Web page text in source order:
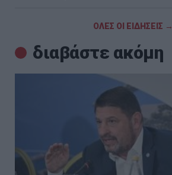
ΟΛΕΣ ΟΙ ΕΙΔΗΣΕΙΣ →
διαβάστε ακόμη